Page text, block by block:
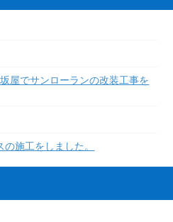
屋でサンローランの改装工事を
施工をしました。